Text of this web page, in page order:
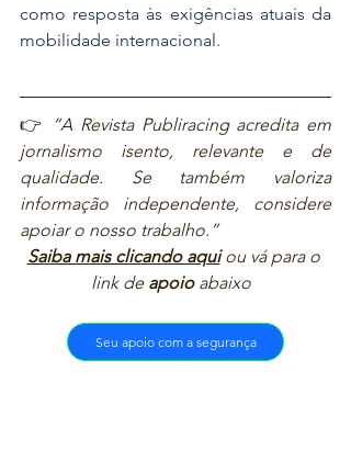
como resposta às exigências atuais da
mobilidade internacional.
👉
“A Revista Publiracing acredita em
jornalismo isento, relevante e de
qualidade. Se também valoriza
informação independente, considere
apoiar o nosso trabalho.”
Saiba mais clicando aqui ou vá para o
link de apoio abaixo
Seu apoio com a segurança